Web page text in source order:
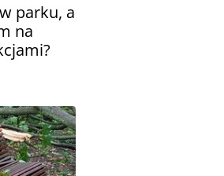
parku, a
na